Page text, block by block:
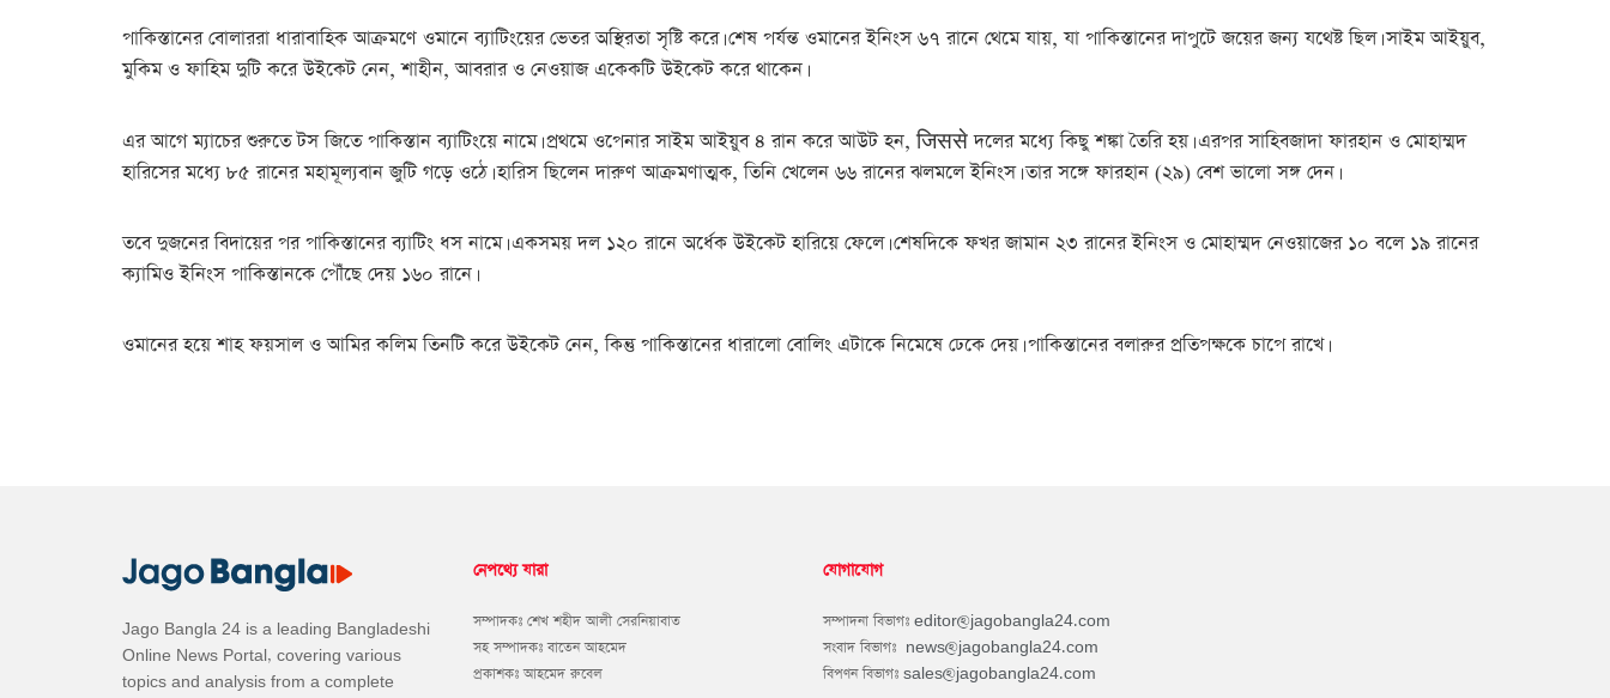
পাকিস্তানের বোলাররা ধারাবাহিক আক্রমণে ওমানে ব্যাটিংয়ের ভেতর অস্থিরতা সৃষ্টি করে। শেষ পর্যন্ত ওমানের ইনিংস ৬৭ রানে থেমে যায়, যা পাকিস্তানের দাপুটে জয়ের জন্য যথেষ্ট ছিল। সাইম আইয়ুব,
মুকিম ও ফাহিম দুটি করে উইকেট নেন, শাহীন, আবরার ও নেওয়াজ একেকটি উইকেট করে থাকেন।
এর আগে ম্যাচের শুরুতে টস জিতে পাকিস্তান ব্যাটিংয়ে নামে। প্রথমে ওপেনার সাইম আইয়ুব ৪ রান করে আউট হন, जिससे দলের মধ্যে কিছু শঙ্কা তৈরি হয়। এরপর সাহিবজাদা ফারহান ও মোহাম্মদ
হারিসের মধ্যে ৮৫ রানের মহামূল্যবান জুটি গড়ে ওঠে। হারিস ছিলেন দারুণ আক্রমণাত্মক, তিনি খেলেন ৬৬ রানের ঝলমলে ইনিংস। তার সঙ্গে ফারহান (২৯) বেশ ভালো সঙ্গ দেন।
তবে দুজনের বিদায়ের পর পাকিস্তানের ব্যাটিং ধস নামে। একসময় দল ১২০ রানে অর্ধেক উইকেট হারিয়ে ফেলে। শেষদিকে ফখর জামান ২৩ রানের ইনিংস ও মোহাম্মদ নেওয়াজের ১০ বলে ১৯ রানের
ক্যামিও ইনিংস পাকিস্তানকে পৌঁছে দেয় ১৬০ রানে।
ওমানের হয়ে শাহ ফয়সাল ও আমির কলিম তিনটি করে উইকেট নেন, কিন্তু পাকিস্তানের ধারালো বোলিং এটাকে নিমেষে ঢেকে দেয়। পাকিস্তানের বলারুর প্রতিপক্ষকে চাপে রাখে।
Jago Bangla 24 is a leading Bangladeshi
Online News Portal, covering various
topics and analysis from a complete
নেপথ্যে যারা
সম্পাদকঃ শেখ শহীদ আলী সেরনিয়াবাত
সহ সম্পাদকঃ বাতেন আহমেদ
প্রকাশকঃ আহমেদ রুবেল
যোগাযোগ
সম্পাদনা বিভাগঃ editor@jagobangla24.com
সংবাদ বিভাগঃ news@jagobangla24.com
বিপণন বিভাগঃ sales@jagobangla24.com